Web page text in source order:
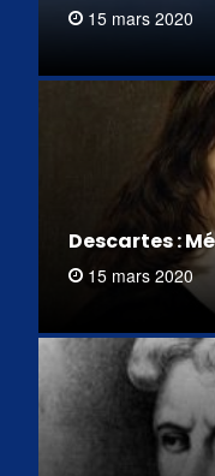
15 mars 2020
Descartes :
15 mars 2020